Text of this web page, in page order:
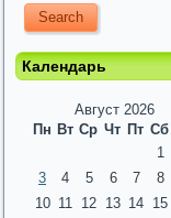
Календарь
Август 2026
Пн Вт Ср Чт Пт Сб
1
3
4 5 6 7 8
10 11 12 13 14 15